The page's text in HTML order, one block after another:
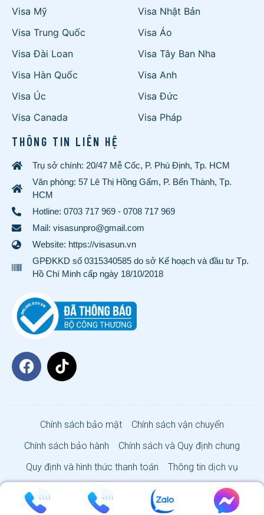
Visa Mỹ
Visa Trung Quốc
Visa Đài Loan
Visa Hàn Quốc
Visa Úc
Visa Canada
Visa Nhật Bản
Visa Áo
Visa Tây Ban Nha
Visa Anh
Visa Đức
Visa Pháp
THÔNG TIN LIÊN HỆ
Trụ sở chính: 20/47 Mễ Cốc, P. Phú Định, Tp. HCM
Văn phòng: 57 Lê Thị Hồng Gấm, P. Bến Thành, Tp.
HCM
Hotline: 0703 717 969 - 0708 717 969
Mail: visasunpro@gmail.com
Website: https://visasun.vn
GPĐKKD số 0315340585 do sở Kế hoạch và đầu tư Tp.
Hồ Chí Minh cấp ngày 18/10/2018
Chính sách bảo mật
Chính sách vận chuyển
Chính sách bảo hành
Chính sách và Quy định chung
Quy định và hình thức thanh toán
Thông tin dịch vụ
VISA SUN CO., LTD 2026